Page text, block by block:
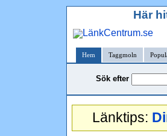
Här
Hem Taggmoln
Sök efter
Länktips: